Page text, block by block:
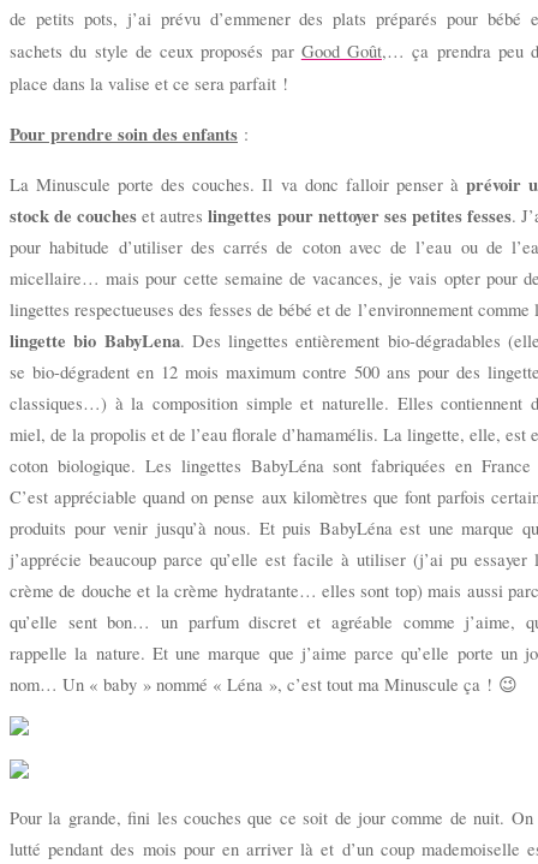
de petits pots, j’ai prévu d’emmener des plats préparés pour bébé
sachets du style de ceux proposés par Good Goût,… ça prendra peu
place dans la valise et ce sera parfait !
Pour prendre soin des enfants :
La Minuscule porte des couches. Il va donc falloir penser à prévoir
stock de couches et autreslingettes pour nettoyer ses petites fesses.
pour habitude d’utiliser des carrés de coton avec de l’eau ou de
micellaire… mais pour cette semaine de vacances, je vais opter pour
lingettes respectueuses des fesses de bébé et de l’environnement comme
lingette bio BabyLena. Des lingettes entièrement bio-dégradables
se bio-dégradent en 12 mois maximum contre 500 ans pour des
classiques…) à la composition simple et naturelle. Elles contiennent
miel, de la propolis et de l’eau florale d’hamamélis. La lingette, elle, est
coton biologique. Les lingettes BabyLéna sont fabriquées en
C’est appréciable quand on pense aux kilomètres que font parfois
produits pour venir jusqu’à nous. Et puis BabyLéna est une marque
j’apprécie beaucoup parce qu’elle est facile à utiliser (j’ai pu essayer
crème de douche et la crème hydratante… elles sont top) mais aussi
qu’elle sent bon… un parfum discret et agréable comme j’aime,
rappelle la nature. Et une marque que j’aime parce qu’elle porte un
nom… Un « baby » nommé « Léna », c’est tout ma Minuscule ça ! 😉
Pour la grande, fini les couches que ce soit de jour comme de nuit. On
lutté pendant des mois pour en arriver là et d’un coup mademoiselle